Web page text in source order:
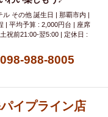
火焼
ペイディ（給料日）
熱燗 生け簀
つけ麺 日本そば
その他 誕生日 | 那覇市内 |
| 平均予算 : 2,000円台 | 座席
祝前21:00-翌5:00 | 定休日 :
098-988-8005
イプライン店